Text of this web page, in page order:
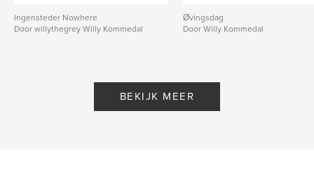
Ingensteder Nowhere
Door willythegrey Willy Kommedal
Øvingsdag
Door Willy Kommedal
BEKIJK MEER